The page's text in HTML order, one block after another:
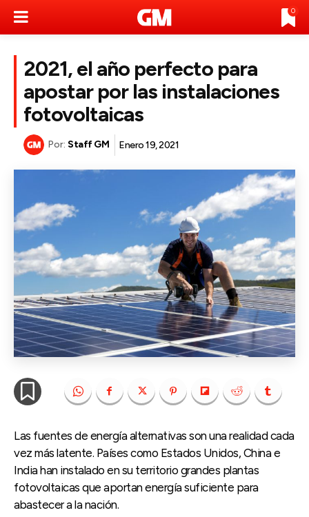
0
2021, el año perfecto para
apostar por las instalaciones
fotovoltaicas
Por: Staff GM Enero 19, 2021
Las fuentes de energía alternativas son una realidad cada
vez más latente. Países como Estados Unidos, China e
India han instalado en su territorio grandes plantas
fotovoltaicas que aportan energía suficiente para
abastecer a la nación.